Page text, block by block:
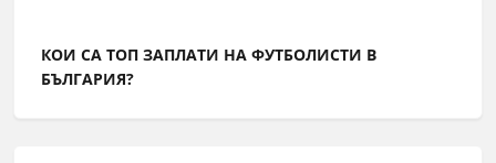
КОИ СА ТОП ЗАПЛАТИ НА ФУТБОЛИСТИ В
БЪЛГАРИЯ?